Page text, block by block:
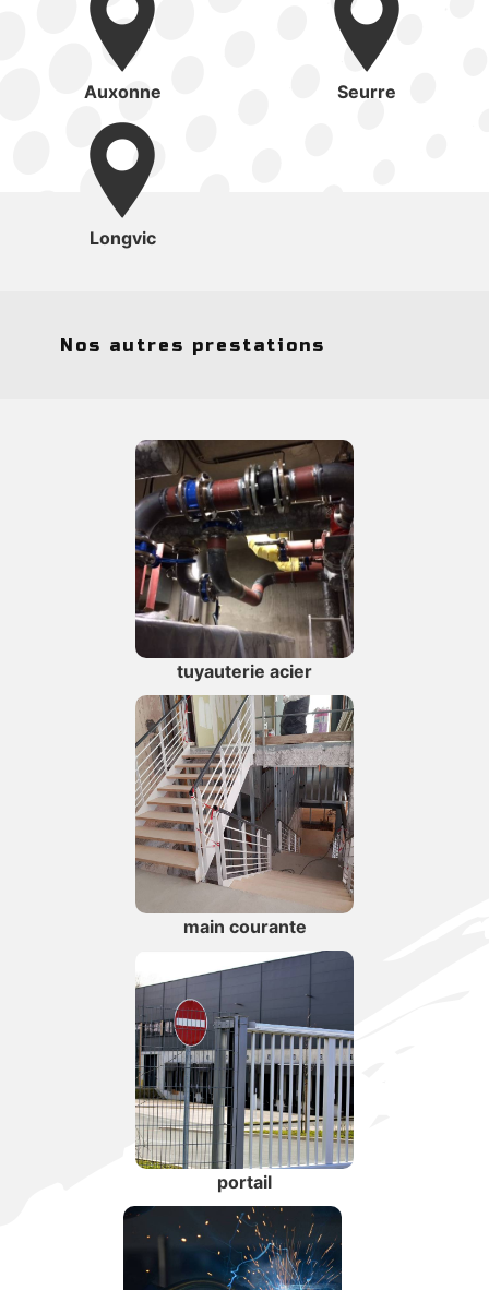
Auxonne Seurre
Longvic
Nos autres prestations
tuyauterie acier
main courante
portail